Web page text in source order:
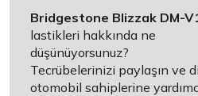
Bridgestone Blizzak DM-
lastikleri hakkında ne
düşünüyorsunuz?
Tecrübelerinizi paylaşın ve
otomobil sahiplerine